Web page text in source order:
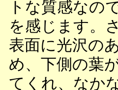
トな質感なの
を感じます。
表面に光沢の
め、下側の葉
てくれ、なか